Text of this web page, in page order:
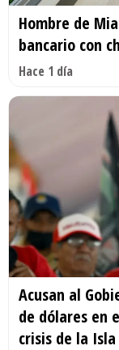
Hombre de
bancario con
Hace 1 día
Acusan al
de dólares en
crisis de la Isla